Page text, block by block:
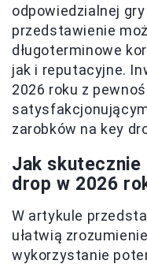
odpowiedzialnej
przedstawienie
długoterminowe
jak i reputacyjne.
2026 roku z
zarobków na key
Jak skutecznie
drop w 2026
W artykule
ułatwią
wykorzystanie